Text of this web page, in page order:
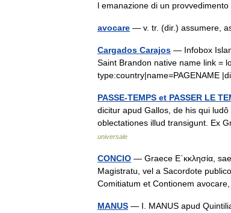
l emanazione di un
avocare — v. tr. (dir.) assumere,
Cargados Carajos — Infobox
Saint Brandon native name link =
type:country|name=PAGENAME
PASSE-TEMPS et PASSER LE
dicitur apud Gallos, de his qui
oblectationes illud transigunt. Ex
universale
CONCIO — Graece Ε᾿κκλησία,
Magistratu, vel a Sacordote
Comitiatum et Contionem
MANUS — I. MANUS apud